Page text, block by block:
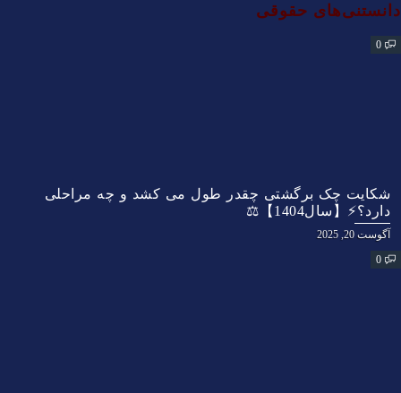
دانستنی‌های حقوقی
0
شکایت چک برگشتی چقدر طول می کشد و چه مراحلی
دارد؟⚡【سال1404】⚖️
آگوست 20, 2025
0